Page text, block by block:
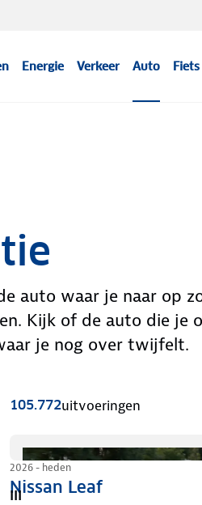
Energie Verkeer Auto Fiets
auto waar je naar op
Kijk of de auto die je
je nog over twijfelt.
105.772uitvoeringen
Nissan Leaf
2026 - heden
III